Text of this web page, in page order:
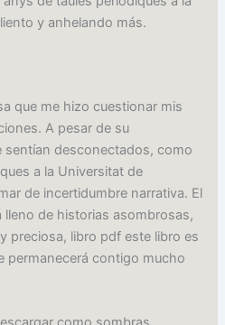
y anhelando más.
que me hizo cuestionar mis
A pesar de su
sentían desconectados, como
a la Universitat de
de incertidumbre narrativa. El
lleno de historias asombrosas,
preciosa, libro pdf este libro es
permanecerá contigo mucho